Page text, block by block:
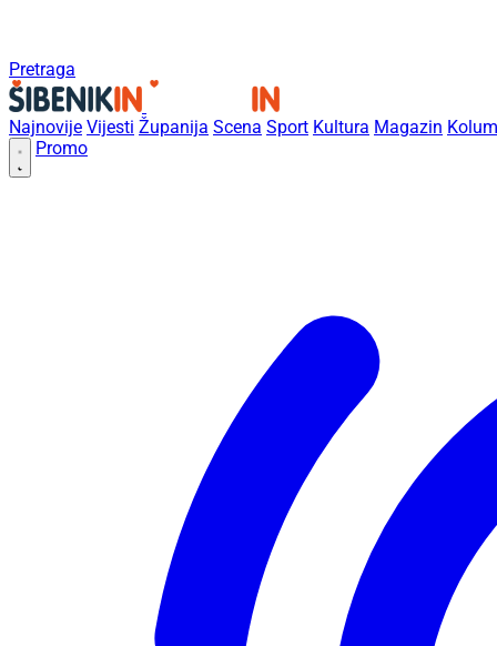
Pretraga
Najnovije Vijesti Županija Scena Sport Kultura Magazin
Promo